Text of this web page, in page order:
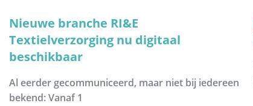
Nieuwe branche RI&E
Textielverzorging nu digitaal
beschikbaar
Al eerder gecommuniceerd, maar niet bij iedereen
bekend: Vanaf 1